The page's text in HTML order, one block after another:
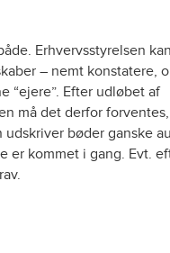
Erhvervsstyrelsen
– nemt konstatere,
“ejere”. Efter udløbet af
må det derfor
udskriver bøder ganske
er kommet i gang. Evt.